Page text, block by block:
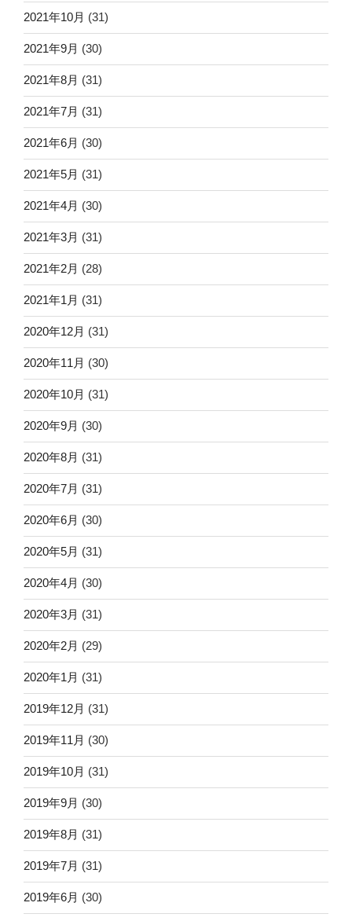
2021年10月 (31)
2021年9月 (30)
2021年8月 (31)
2021年7月 (31)
2021年6月 (30)
2021年5月 (31)
2021年4月 (30)
2021年3月 (31)
2021年2月 (28)
2021年1月 (31)
2020年12月 (31)
2020年11月 (30)
2020年10月 (31)
2020年9月 (30)
2020年8月 (31)
2020年7月 (31)
2020年6月 (30)
2020年5月 (31)
2020年4月 (30)
2020年3月 (31)
2020年2月 (29)
2020年1月 (31)
2019年12月 (31)
2019年11月 (30)
2019年10月 (31)
2019年9月 (30)
2019年8月 (31)
2019年7月 (31)
2019年6月 (30)